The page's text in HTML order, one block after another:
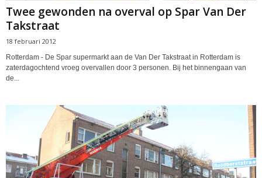
Twee gewonden na overval op Spar Van Der
Takstraat
18 februari 2012
Rotterdam - De Spar supermarkt aan de Van Der Takstraat in Rotterdam is
zaterdagochtend vroeg overvallen door 3 personen. Bij het binnengaan van
de...